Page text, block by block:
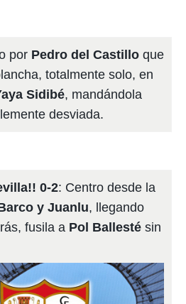
por Pedro del Castillo que
totalmente solo, en
Sidibé, mandándola
desviada.
0-2: Centro desde la
y Juanlu, llegando
fusila a Pol Ballesté sin